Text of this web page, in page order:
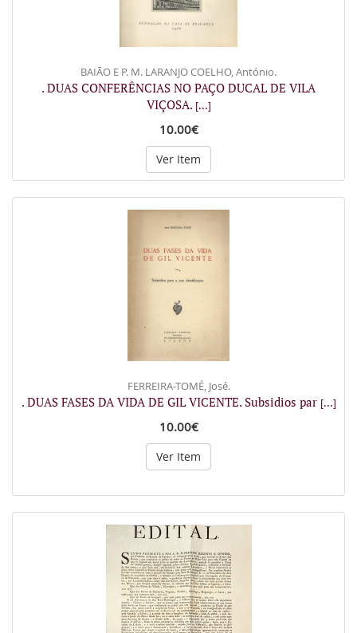
BAIÃO E P. M. LARANJO COELHO, António.
. DUAS CONFERÊNCIAS NO PAÇO DUCAL DE VILA
VIÇOSA. [...]
10.00€
Ver Item
FERREIRA-TOMÉ, José.
. DUAS FASES DA VIDA DE GIL VICENTE. Subsidios par [...]
10.00€
Ver Item